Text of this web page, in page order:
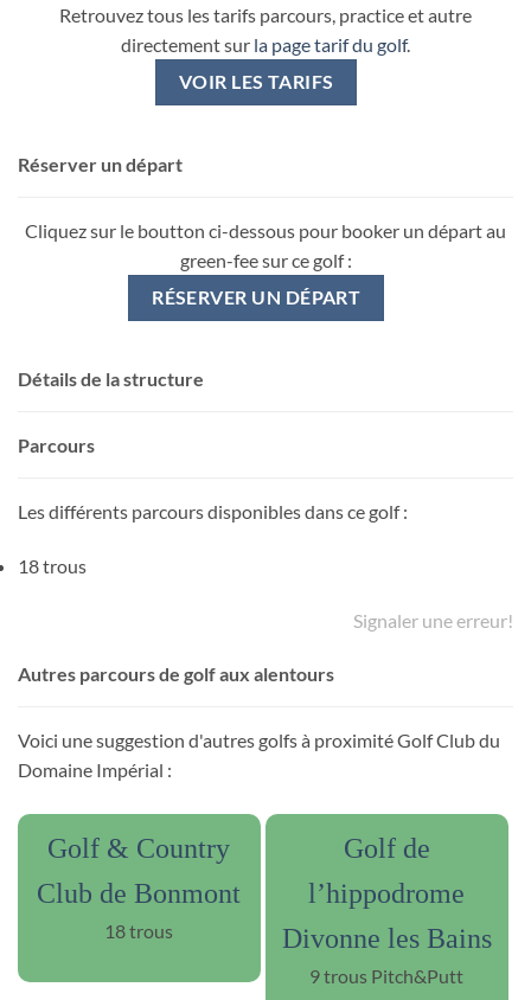
Retrouvez tous les tarifs parcours, practice et autre
directement sur la page tarif du golf.
VOIR LES TARIFS
Réserver un départ
Cliquez sur le boutton ci-dessous pour booker un départ au
green-fee sur ce golf :
RÉSERVER UN DÉPART
Détails de la structure
Parcours
Les différents parcours disponibles dans ce golf :
18 trous
Signaler une erreur!
Autres parcours de golf aux alentours
Voici une suggestion d'autres golfs à proximité Golf Club du
Domaine Impérial :
Golf & Country
Club de Bonmont
18 trous
Golf de
l’hippodrome
Divonne les Bains
9 trous Pitch&Putt